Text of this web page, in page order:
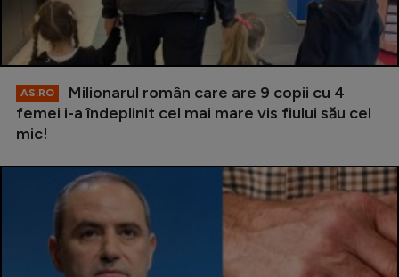
AS.RO
Milionarul român care are 9 copii cu 4
femei i-a îndeplinit cel mai mare vis fiului său cel
mic!